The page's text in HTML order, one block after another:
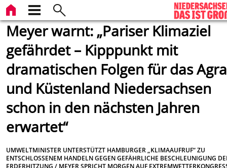
Meyer warnt: „Pariser Klimaziel
gefährdet – Kipppunkt mit
dramatischen Folgen für das
und Küstenland Niedersachsen
schon in den nächsten Jahren
erwartet“
UMWELTMINISTER UNTERSTÜTZT HAMBURGER „KLIMAAUFRUF“ ZU
ENTSCHLOSSENEM HANDELN GEGEN GEFÄHRLICHE BESCHLEUNIGUNG
ERDERHITZUNG / MEYER SPRICHT MORGEN AUF